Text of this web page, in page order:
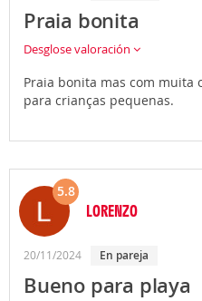
Praia bonita
Desglose valoración
Praia bonita mas com muita
para crianças pequenas.
5.8
LORENZO
20/11/2024 En pareja
Bueno para playa